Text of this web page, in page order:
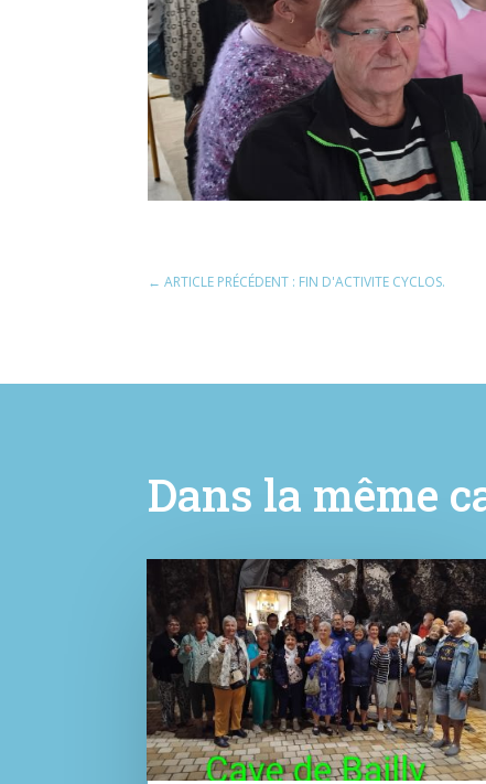
←ARTICLE PRÉCÉDENT : FIN D'ACTIVITE CYCLOS.
Dans la même